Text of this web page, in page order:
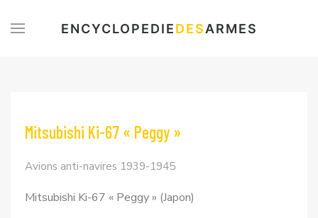
ENCYCLOPEDIEDESARMES
Mitsubishi Ki-67 « Peggy »
Avions anti-navires 1939-1945
Mitsubishi Ki-67 « Peggy » (Japon)